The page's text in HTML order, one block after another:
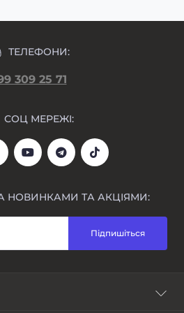
ТЕЛЕФОНИ:
309 25 71
СОЦ МЕРЕЖІ:
НОВИНКАМИ ТА АКЦІЯМИ:
Підпишіться